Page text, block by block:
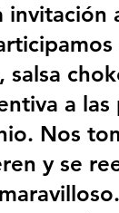
invitación
a
Nos
y se